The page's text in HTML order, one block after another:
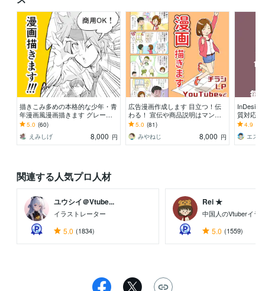
描きこみ多めの本格的な少年・青
年漫画風漫画描きます グレード
の高い漫画で見てる人を引き付け
ます！（印刷可能）
5.0 (60)
えみしげ
8,000 円
広告漫画作成します 目立つ！伝
わる！ 宣伝や商品説明はマンガ
がオススメです
5.0 (81)
みやねじ
8,000 円
質対応
役オペ
4.9
関連する人気プロ人材
ユウシイ＠Vtube...
イラストレーター
5.0 (1834)
Rei ★
中国人のVtuberイラ
5.0 (1559)